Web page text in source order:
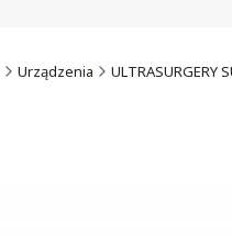
Urządzenia ULTRASURGERY